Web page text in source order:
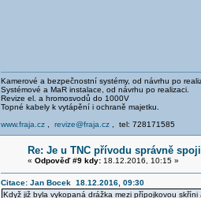
Kamerové a bezpečnostní systémy, od návrhu po
Systémové a MaR instalace, od návrhu po realizaci.
Revize el. a hromosvodů do 1000V
Topné kabely k vytápění i ochraně majetku.
www.fraja.cz, revize@fraja.cz, tel: 728171585
Re: Je u TNC přívodu správně
« Odpověď #9 kdy:18.12.2016, 10:15 »
Citace: Jan Bocek 18.12.2016, 09:30
Když již byla vykopaná drážka mezi přípojkovou